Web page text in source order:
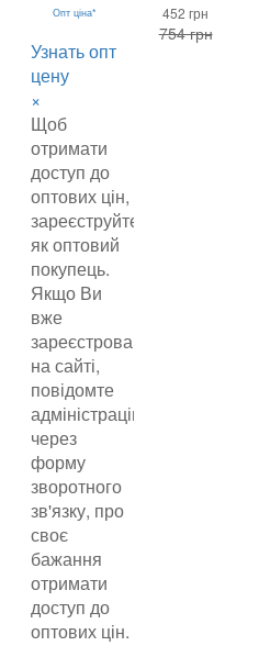
Опт ціна*
Узнать опт
цену
×
Щоб
отримати
доступ до
оптових цін,
зареєструйтеся
як оптовий
покупець.
Якщо Ви
вже
зареєстровані
на сайті,
повідомте
адміністрацію
через
форму
зворотного
зв'язку, про
своє
бажання
отримати
доступ до
оптових цін.
452 грн
754 грн